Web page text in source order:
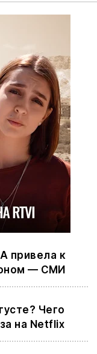
привела к
— СМИ
Чего
на Netflix